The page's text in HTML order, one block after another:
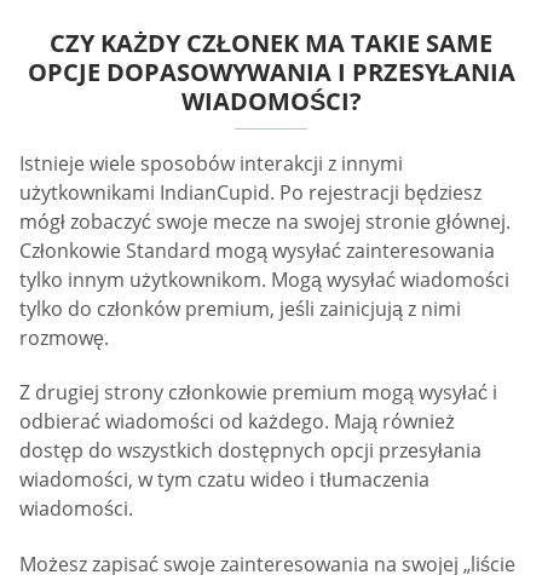
CZY KAŻDY CZŁONEK MA TAKIE SAME
OPCJE DOPASOWYWANIA I PRZESYŁANIA
WIADOMOŚCI?
Istnieje wiele sposobów interakcji z innymi
użytkownikami IndianCupid. Po rejestracji będziesz
mógł zobaczyć swoje mecze na swojej stronie głównej.
Członkowie Standard mogą wysyłać zainteresowania
tylko innym użytkownikom. Mogą wysyłać wiadomości
tylko do członków premium, jeśli zainicjują z nimi
rozmowę.
Z drugiej strony członkowie premium mogą wysyłać i
odbierać wiadomości od każdego. Mają również
dostęp do wszystkich dostępnych opcji przesyłania
wiadomości, w tym czatu wideo i tłumaczenia
wiadomości.
Możesz zapisać swoje zainteresowania na swojej „liście